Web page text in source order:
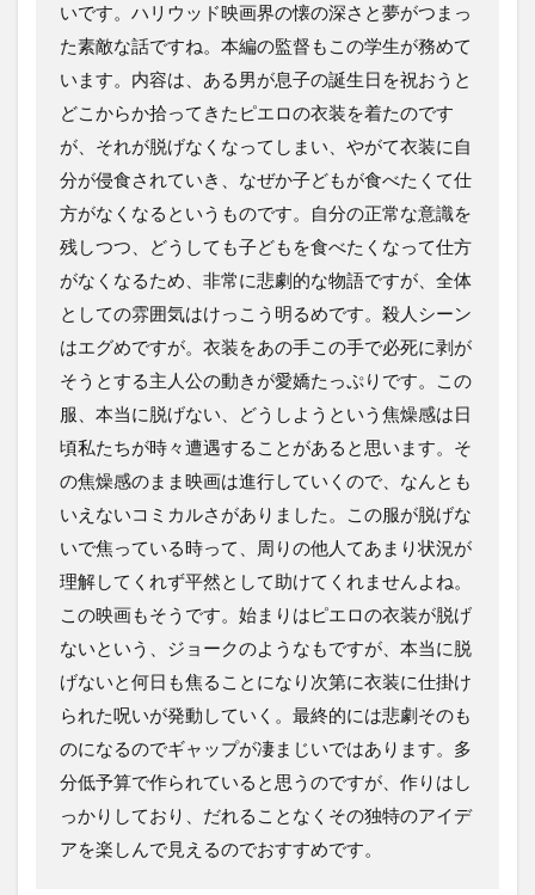
いです。ハリウッド映画界の懐の深さと夢がつまっ
た素敵な話ですね。本編の監督もこの学生が務めて
います。内容は、ある男が息子の誕生日を祝おうと
どこからか拾ってきたピエロの衣装を着たのです
が、それが脱げなくなってしまい、やがて衣装に自
分が侵食されていき、なぜか子どもが食べたくて仕
方がなくなるというものです。自分の正常な意識を
残しつつ、どうしても子どもを食べたくなって仕方
がなくなるため、非常に悲劇的な物語ですが、全体
としての雰囲気はけっこう明るめです。殺人シーン
はエグめですが。衣装をあの手この手で必死に剥が
そうとする主人公の動きが愛嬌たっぷりです。この
服、本当に脱げない、どうしようという焦燥感は日
頃私たちが時々遭遇することがあると思います。そ
の焦燥感のまま映画は進行していくので、なんとも
いえないコミカルさがありました。この服が脱げな
いで焦っている時って、周りの他人てあまり状況が
理解してくれず平然として助けてくれませんよね。
この映画もそうです。始まりはピエロの衣装が脱げ
ないという、ジョークのようなもですが、本当に脱
げないと何日も焦ることになり次第に衣装に仕掛け
られた呪いが発動していく。最終的には悲劇そのも
のになるのでギャップが凄まじいではあります。多
分低予算で作られていると思うのですが、作りはし
っかりしており、だれることなくその独特のアイデ
アを楽しんで見えるのでおすすめです。